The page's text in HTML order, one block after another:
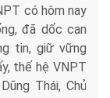
có hôm nay
đã dốc cạn
tin, giữ vững
thế hệ VNPT
Thái, Chủ